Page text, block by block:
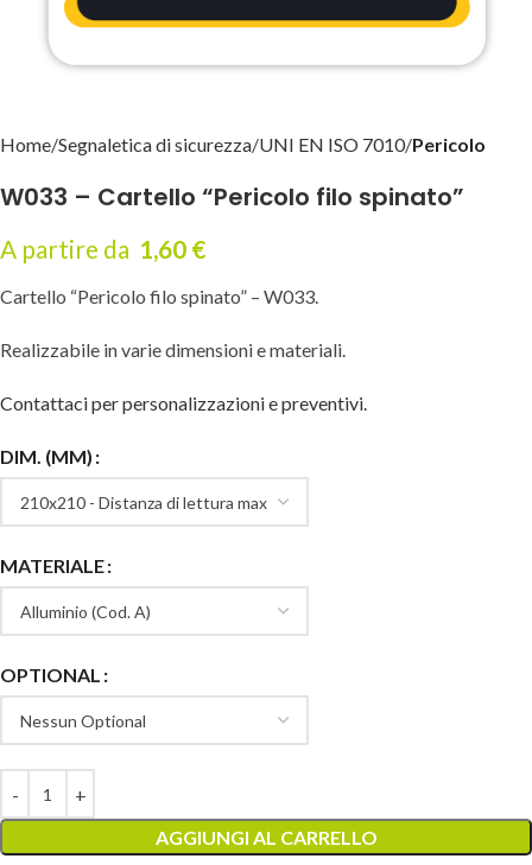
Home Segnaletica di sicurezza UNI EN ISO 7010 Pericolo
W033 – Cartello “Pericolo filo spinato”
A partire da 1,60 €
Cartello “Pericolo filo spinato” – W033.
Realizzabile in varie dimensioni e materiali.
Contattaci per personalizzazioni e preventivi.
DIM. (MM)
MATERIALE
OPTIONAL
AGGIUNGI AL CARRELLO